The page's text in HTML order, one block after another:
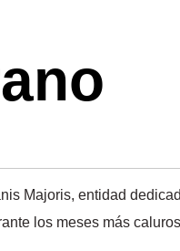
Majoris, entidad
los meses más